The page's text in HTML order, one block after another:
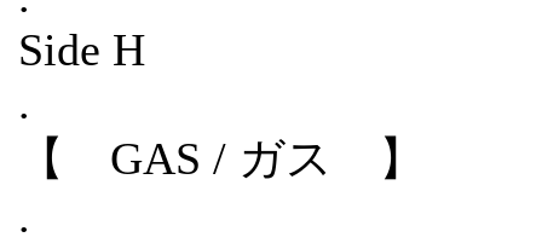
Side H
.
【 GAS / ガス 】
.